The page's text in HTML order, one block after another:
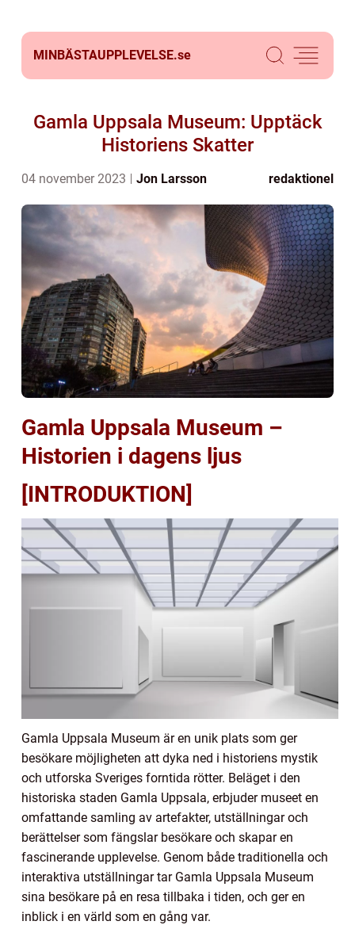
MINBÄSTAUPPLEVELSE.se
Gamla Uppsala Museum: Upptäck
Historiens Skatter
04 november 2023 Jon Larsson redaktionel
Gamla Uppsala Museum –
Historien i dagens ljus
[INTRODUKTION]
Gamla Uppsala Museum är en unik plats som ger
besökare möjligheten att dyka ned i historiens mystik
och utforska Sveriges forntida rötter. Beläget i den
historiska staden Gamla Uppsala, erbjuder museet en
omfattande samling av artefakter, utställningar och
berättelser som fängslar besökare och skapar en
fascinerande upplevelse. Genom både traditionella och
interaktiva utställningar tar Gamla Uppsala Museum
sina besökare på en resa tillbaka i tiden, och ger en
inblick i en värld som en gång var.